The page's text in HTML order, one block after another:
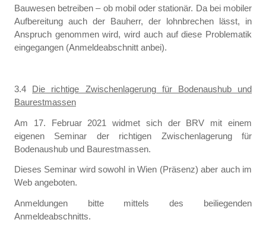
Bauwesen betreiben – ob mobil oder stationär. Da bei mobiler
Aufbereitung auch der Bauherr, der lohnbrechen lässt, in
Anspruch genommen wird, wird auch auf diese Problematik
eingegangen (Anmeldeabschnitt anbei).
3.4 Die richtige Zwischenlagerung für Bodenaushub und
Baurestmassen
Am 17. Februar 2021 widmet sich der BRV mit einem
eigenen Seminar der richtigen Zwischenlagerung für
Bodenaushub und Baurestmassen.
Dieses Seminar wird sowohl in Wien (Präsenz) aber auch im
Web angeboten.
Anmeldungen bitte mittels des beiliegenden
Anmeldeabschnitts.